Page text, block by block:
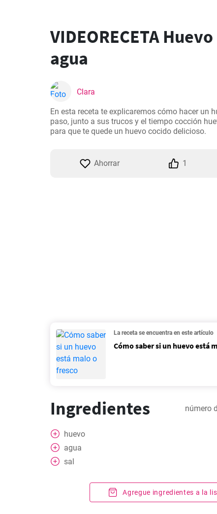
VIDEORECETA
agua
Clara
En esta receta te explicaremos cómo hacer un
paso, junto a sus trucos y el tiempo cocción
para que te quede un huevo cocido delicioso.
Ahorrar 1
La receta se encuentra en este artículo
Cómo saber si un huevo está
Ingredientes número
huevo
agua
sal
Agregue ingredientes a la